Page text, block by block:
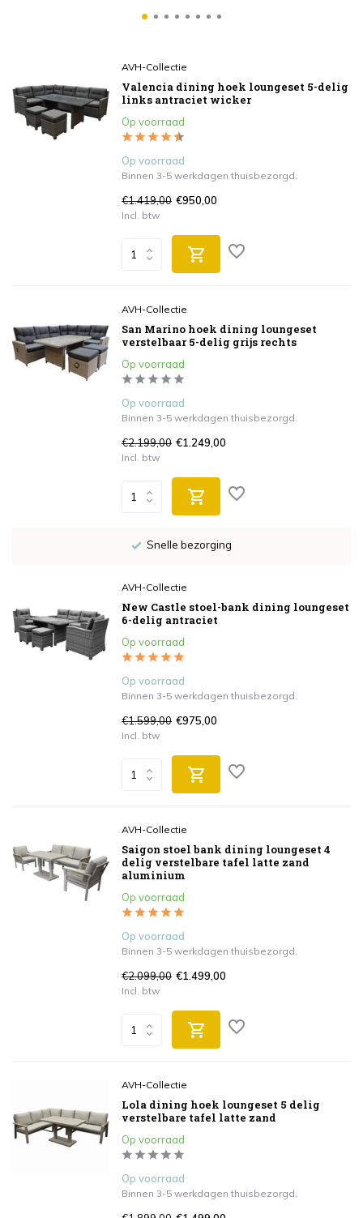
AVH-Collectie
Valencia dining hoek loungeset 5-delig
links antraciet wicker
Op voorraad
Op voorraad
Binnen 3-5 werkdagen thuisbezorgd.
€1.419,00 €950,00
Incl. btw
AVH-Collectie
San Marino hoek dining loungeset
verstelbaar 5-delig grijs rechts
Op voorraad
Op voorraad
Binnen 3-5 werkdagen thuisbezorgd.
€2.199,00 €1.249,00
Incl. btw
Snelle bezorging
AVH-Collectie
New Castle stoel-bank dining loungeset
6-delig antraciet
Op voorraad
Op voorraad
Binnen 3-5 werkdagen thuisbezorgd.
€1.599,00 €975,00
Incl. btw
AVH-Collectie
Saigon stoel bank dining loungeset 4
delig verstelbare tafel latte zand
aluminium
Op voorraad
Op voorraad
Binnen 3-5 werkdagen thuisbezorgd.
€2.099,00 €1.499,00
Incl. btw
AVH-Collectie
Lola dining hoek loungeset 5 delig
verstelbare tafel latte zand
Op voorraad
Op voorraad
Binnen 3-5 werkdagen thuisbezorgd.